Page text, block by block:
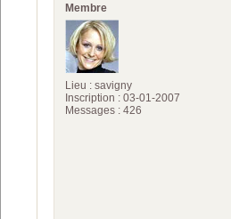
Membre
Lieu : savigny
Inscription : 03-01-2007
Messages : 426